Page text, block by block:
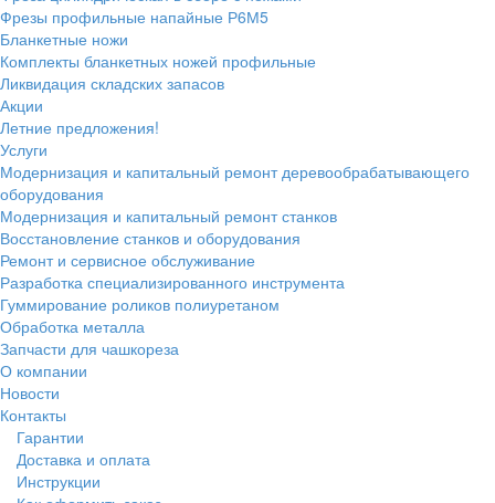
Фрезы профильные напайные Р6М5
Бланкетные ножи
Комплекты бланкетных ножей профильные
Ликвидация складских запасов
Акции
Летние предложения!
Услуги
Модернизация и капитальный ремонт деревообрабатывающего
оборудования
Модернизация и капитальный ремонт станков
Восстановление станков и оборудования
Ремонт и сервисное обслуживание
Разработка специализированного инструмента
Гуммирование роликов полиуретаном
Обработка металла
Запчасти для чашкореза
О компании
Новости
Контакты
Гарантии
Доставка и оплата
Инструкции